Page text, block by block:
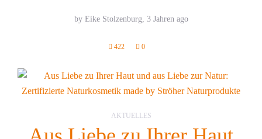
by Eike Stolzenburg, 3 Jahren ago
422 0
AKTUELLES